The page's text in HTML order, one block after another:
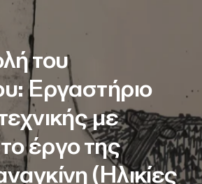
του
Εργαστήριο
με
έργο της
(Ηλικίες